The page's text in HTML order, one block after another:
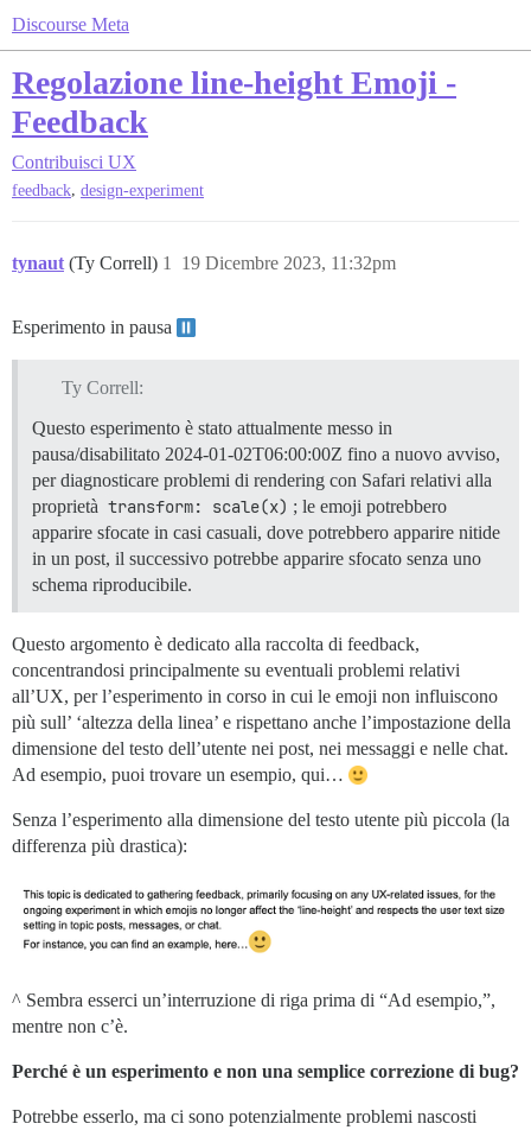
Discourse Meta
Regolazione line-height Emoji -
Feedback
Contribuisci UX
feedback, design-experiment
tynaut (Ty Correll) 19 Dicembre 2023, 11:32pm
1
Esperimento in pausa
Ty Correll:
Questo esperimento è stato attualmente messo in
pausa/disabilitato 2024-01-02T06:00:00Z fino a nuovo avviso,
per diagnosticare problemi di rendering con Safari relativi alla
proprietà transform: scale(x) ; le emoji potrebbero
apparire sfocate in casi casuali, dove potrebbero apparire nitide
in un post, il successivo potrebbe apparire sfocato senza uno
schema riproducibile.
Questo argomento è dedicato alla raccolta di feedback,
concentrandosi principalmente su eventuali problemi relativi
all’UX, per l’esperimento in corso in cui le emoji non influiscono
più sull’ ‘altezza della linea’ e rispettano anche l’impostazione della
dimensione del testo dell’utente nei post, nei messaggi e nelle chat.
Ad esempio, puoi trovare un esempio, qui…
Senza l’esperimento alla dimensione del testo utente più piccola (la
differenza più drastica):
^ Sembra esserci un’interruzione di riga prima di “Ad esempio,”,
mentre non c’è.
Perché è un esperimento e non una semplice correzione di bug?
Potrebbe esserlo, ma ci sono potenzialmente problemi nascosti